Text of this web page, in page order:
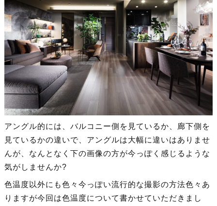
アングル的には、バルコニー側を見ているか、廊下側を
見ているかの違いで、アングルは大幅に違いはありませ
んが、なんとなく下の画像の方が今っぽく感じるような
気がしませんか?
色温度以外にも色々今っぽい流行的な撮影の方法色々あ
りますが今回は色温度について書かせていただきまし